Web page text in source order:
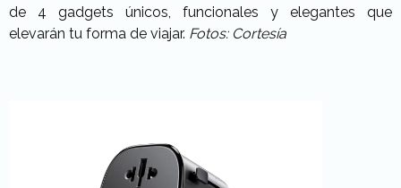
de 4 gadgets únicos, funcionales y elegantes que
elevarán tu forma de viajar. Fotos: Cortesía